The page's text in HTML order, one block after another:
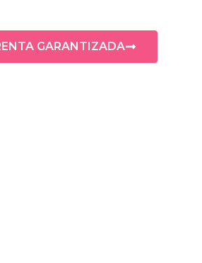
GARANTIZADA